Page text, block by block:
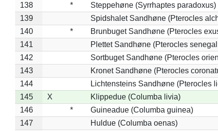
138
*
Steppehøne (Syrrhaptes paradoxus)
139
Spidshalet Sandhøne (Pterocles
140
*
Brunbuget Sandhøne (Pterocles
141
Plettet Sandhøne (Pterocles
142
Sortbuget Sandhøne (Pterocles
143
Kronet Sandhøne (Pterocles
144
Lichtensteins Sandhøne (Pterocles
145
X
Klippedue (Columba livia)
146
*
Guineadue (Columba guinea)
147
Huldue (Columba oenas)